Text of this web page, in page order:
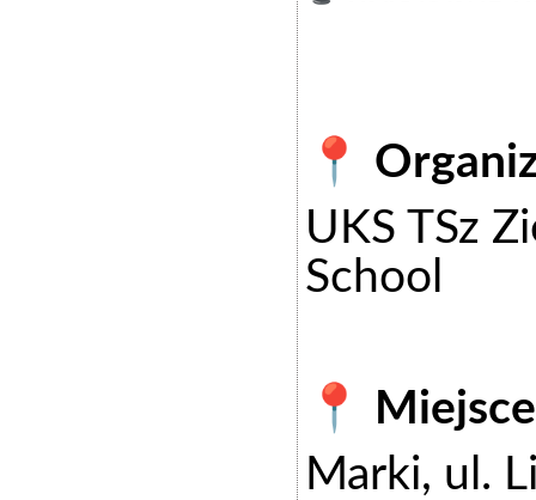
📍
UKS TSz
School
📍 Miejsce
Marki, ul.